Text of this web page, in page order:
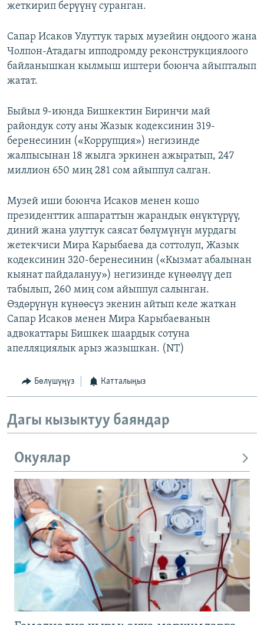
жеткирип берүүнү суранган.
Сапар Исаков Улуттук тарых музейин оңдоого жана
Чолпон-Атадагы ипподромду реконструкциялоого
байланышкан кылмыш иштери боюнча айыпталып
жатат.
Быйыл 9-июнда Бишкектин Биринчи май
райондук соту аны Жазык кодексинин 319-
беренесинин («Коррупция») негизинде
жалпысынан 18 жылга эркинен ажыратып, 247
миллион 650 миң 281 сом айыппул салган.
Музей иши боюнча Исаков менен кошо
президенттик аппараттын жарандык өнүктүрүү,
диний жана улуттук саясат бөлүмүнүн мурдагы
жетекчиси Мира Карыбаева да соттолуп, Жазык
кодексинин 320-беренесинин («Кызмат абалынан
кыянат пайдалануу») негизинде күнөөлүү деп
табылып, 260 миң сом айыппул салынган.
Өздөрүнүн күнөөсүз экенин айтып келе жаткан
Сапар Исаков менен Мира Карыбаеванын
адвокаттары Бишкек шаардык сотуна
апелляциялык арыз жазышкан. (NT)
Бөлүшүңүз Катталыңыз
Дагы кызыктуу баяндар
Окуялар